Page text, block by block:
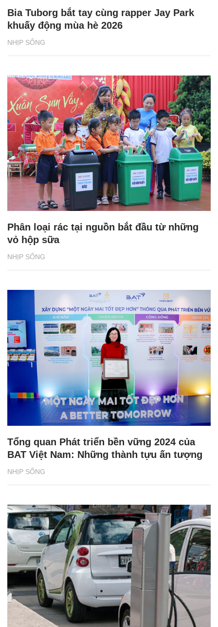
NHỊP SỐNG
Bia Tuborg bắt tay cùng rapper Jay Park
khuấy động mùa hè 2026
NHỊP SỐNG
Phân loại rác tại nguồn bắt đầu từ những
vỏ hộp sữa
NHỊP SỐNG
Tổng quan Phát triển bền vững 2024 của
BAT Việt Nam: Những thành tựu ấn tượng